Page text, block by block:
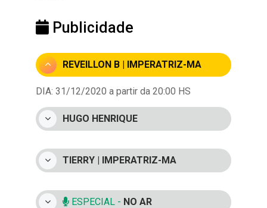
Publicidade
REVEILLON B | IMPERATRIZ-MA
DIA: 31/12/2020 a partir da 20:00 HS
HUGO HENRIQUE
TIERRY | IMPERATRIZ-MA
ESPECIAL - NO AR